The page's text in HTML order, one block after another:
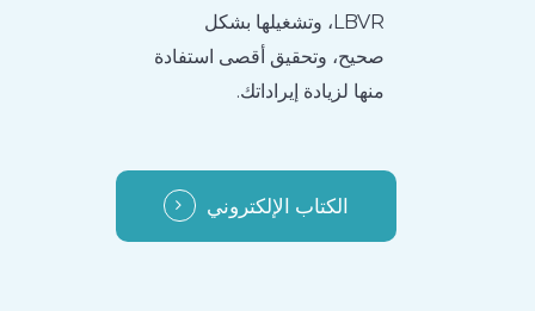
LBVR، وتشغيلها بشكل
صحيح، وتحقيق أقصى استفادة
منها لزيادة إيراداتك.
الكتاب الإلكتروني